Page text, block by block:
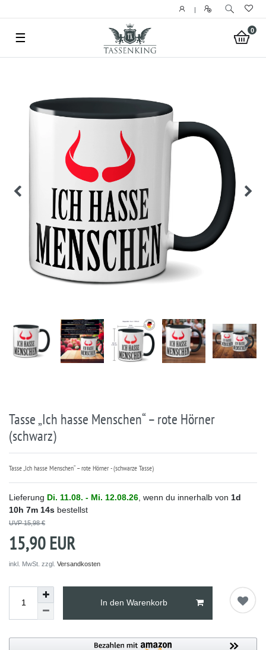
|
0
☰
Tasse „Ich hasse Menschen“ – rote Hörner
(schwarz)
Tasse „Ich hasse Menschen“ – rote Hörner - (schwarze Tasse)
Lieferung Di. 11.08. - Mi. 12.08.26 , wenn du innerhalb von 1d
10h 7m 14s bestellst
UVP 15,98 €
15,90 EUR
inkl. MwSt. zzgl. Versandkosten
In den Warenkorb